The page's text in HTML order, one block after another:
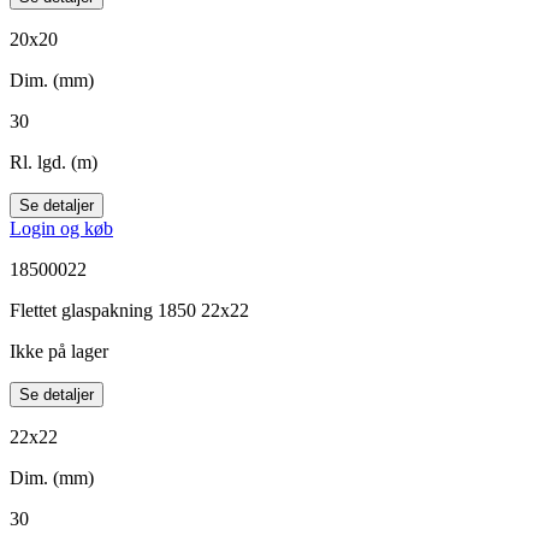
20x20
Dim. (mm)
30
Rl. lgd. (m)
Se detaljer
Login og køb
18500022
Flettet glaspakning 1850 22x22
Ikke på lager
Se detaljer
22x22
Dim. (mm)
30